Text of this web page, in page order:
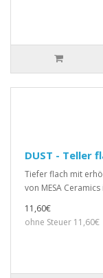
DUST - Teller
Tiefer flach mit
von MESA
11,60€
ohne Steuer 11,60€